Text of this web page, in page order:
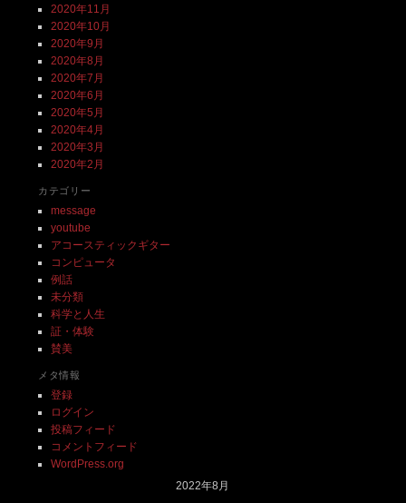
2020年11月
2020年10月
2020年9月
2020年8月
2020年7月
2020年6月
2020年5月
2020年4月
2020年3月
2020年2月
カテゴリー
message
youtube
アコースティックギター
コンピュータ
例話
未分類
科学と人生
証・体験
賛美
メタ情報
登録
ログイン
投稿フィード
コメントフィード
WordPress.org
2022年8月